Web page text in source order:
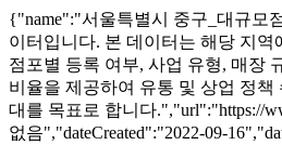
{"name":"서울특별시 중구_대규모
이터입니다. 본 데이터는 해당 지
점포별 등록 여부, 사업 유형, 매장
비율을 제공하여 유통 및 상업 정
대를 목표로 합니다.","url":"https://
없음","dateCreated":"2022-09-